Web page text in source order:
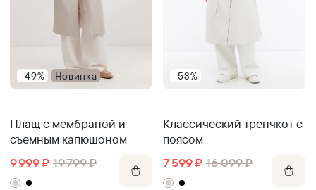
-49% Новинка
Плащ с мембраной и
съемным капюшоном
9 999 ₽ 19 799 ₽
-53%
Классический тренчкот с
поясом
7 599 ₽ 16 099 ₽